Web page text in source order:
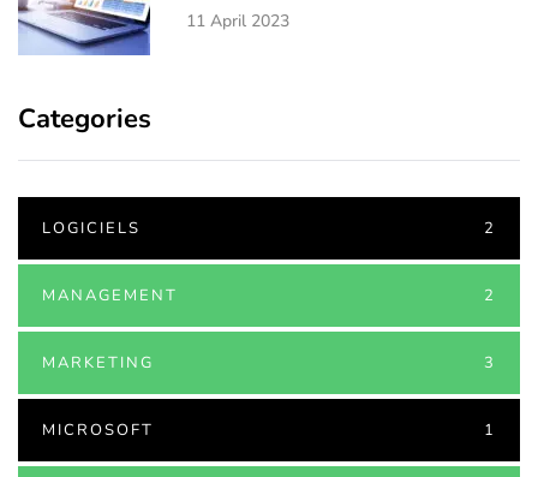
11 April 2023
Categories
LOGICIELS 2
MANAGEMENT 2
MARKETING 3
MICROSOFT 1